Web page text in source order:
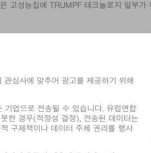
고성능칩에 TRUMPF 테크놀로지 일부가
의 플라즈마 발진기는 기존의 칩 제조